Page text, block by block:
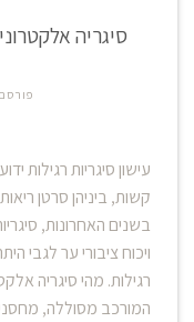
סיגריה
עישון סיגריות רגילות
קשות, ביניהן סרטן
בשנים האחרונות,
ויכוח ציבורי ער לגבי
רגילות. מהי סיגריה
המורכב מסוללה,